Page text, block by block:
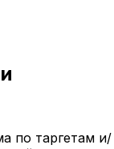
по таргетам и/